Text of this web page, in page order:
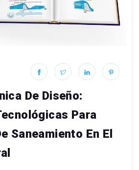
De Diseño:
Para
Saneamiento En El